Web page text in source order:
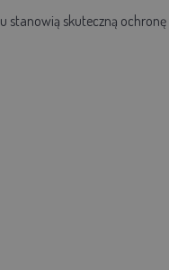
stanowią skuteczną